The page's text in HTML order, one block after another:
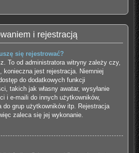
i rejestracją
się rejestrować?
To od administratora witryny zależy czy,
konieczna jest rejestracja. Niemniej
do dodatkowych funkcji
takich jak własny awatar, wysyłanie
i e-maili do innych użytkowników,
do grup użytkowników itp. Rejestracja
zaleca się jej wykonanie.